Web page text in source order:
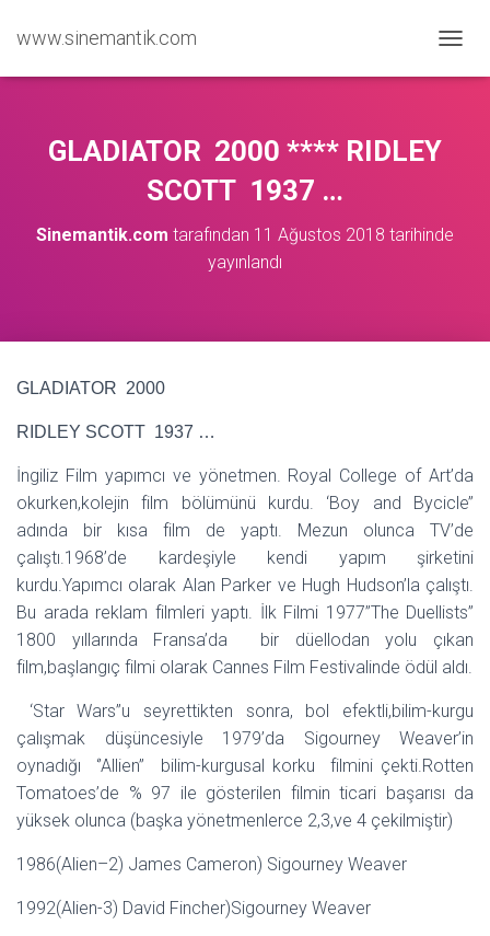
www.sinemantik.com
E
K
GLADIATOR 2000 **** RIDLEY
SCOTT 1937 …
Sinemantik.com tarafından 11 Ağustos 2018 tarihinde
yayınlandı
GLADIATOR 2000
RIDLEY SCOTT 1937 …
İngiliz Film yapımcı ve yönetmen. Royal College of Art’da
okurken,kolejin film bölümünü kurdu. ‘Boy and Bycicle’’
adında bir kısa film de yaptı. Mezun olunca TV’de
çalıştı.1968’de kardeşiyle kendi yapım şirketini
kurdu.Yapımcı olarak Alan Parker ve Hugh Hudson’la çalıştı.
Bu arada reklam filmleri yaptı. İlk Filmi 1977’’The Duellists’’
1800 yıllarında Fransa’da bir düellodan yolu çıkan
film,başlangıç filmi olarak Cannes Film Festivalinde ödül aldı.
‘Star Wars’’u seyrettikten sonra, bol efektli,bilim-kurgu
çalışmak düşüncesiyle 1979’da Sigourney Weaver’in
oynadığı ‘’Allien’’ bilim-kurgusal korku filmini çekti.Rotten
Tomatoes’de % 97 ile gösterilen filmin ticari başarısı da
yüksek olunca (başka yönetmenlerce 2,3,ve 4 çekilmiştir)
1986(Alien–2) James Cameron) Sigourney Weaver
1992(Alien-3) David Fincher)Sigourney Weaver